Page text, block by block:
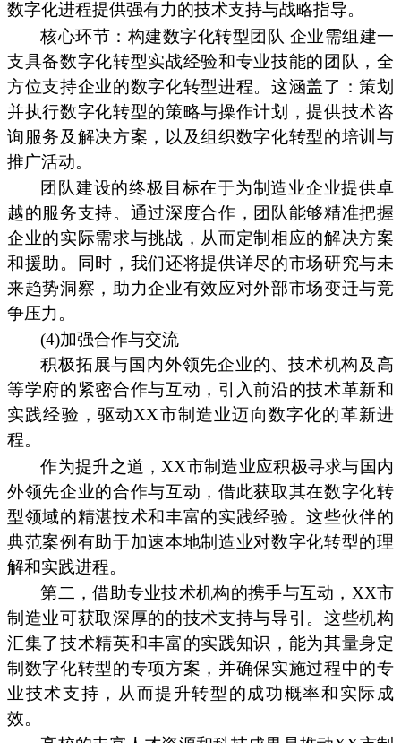
数字化进程提供强有力的技术支持与战略指导。
核心环节：构建数字化转型团队 企业需组建一
支具备数字化转型实战经验和专业技能的团队，全
方位支持企业的数字化转型进程。这涵盖了：策划
并执行数字化转型的策略与操作计划，提供技术咨
询服务及解决方案，以及组织数字化转型的培训与
推广活动。
团队建设的终极目标在于为制造业企业提供卓
越的服务支持。通过深度合作，团队能够精准把握
企业的实际需求与挑战，从而定制相应的解决方案
和援助。同时，我们还将提供详尽的市场研究与未
来趋势洞察，助力企业有效应对外部市场变迁与竞
争压力。
(4)加强合作与交流
积极拓展与国内外领先企业的、技术机构及高
等学府的紧密合作与互动，引入前沿的技术革新和
实践经验，驱动XX市制造业迈向数字化的革新进
程。
作为提升之道，XX市制造业应积极寻求与国内
外领先企业的合作与互动，借此获取其在数字化转
型领域的精湛技术和丰富的实践经验。这些伙伴的
典范案例有助于加速本地制造业对数字化转型的理
解和实践进程。
第二，借助专业技术机构的携手与互动，XX市
制造业可获取深厚的的技术支持与导引。这些机构
汇集了技术精英和丰富的实践知识，能为其量身定
制数字化转型的专项方案，并确保实施过程中的专
业技术支持，从而提升转型的成功概率和实际成
效。